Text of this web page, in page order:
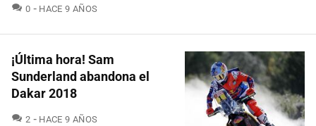
0 COMENTARIOS
HACE 9 AÑOS
¡Última hora! Sam
Sunderland abandona el
Dakar 2018
2 COMENTARIOS
HACE 9 AÑOS